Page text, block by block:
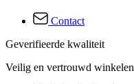
Contact
Geverifieerde kwaliteit
Veilig en vertrouwd winkelen